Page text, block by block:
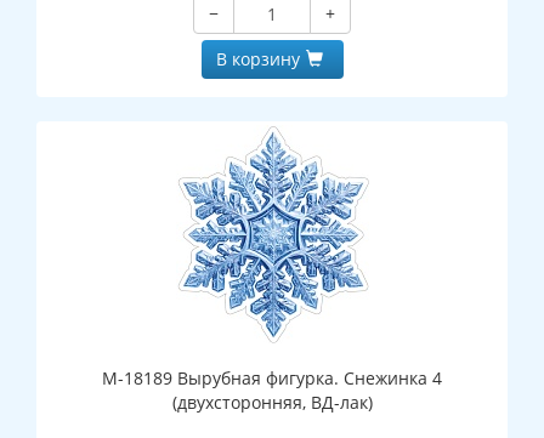
−
+
В корзину
М-18189 Вырубная фигурка. Снежинка 4
(двухсторонняя, ВД-лак)